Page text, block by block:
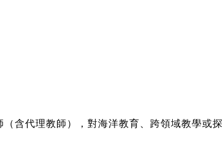
含代理教師），對海洋教育、跨領域教學或